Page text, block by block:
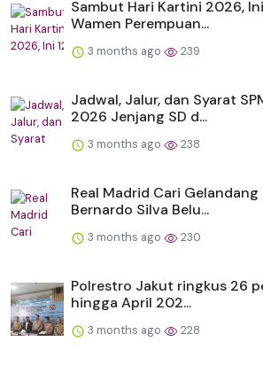
Sambut Hari Kartini 2026,
Wamen Perempuan...
3 months ago 239
Jadwal, Jalur, dan Syarat
2026 Jenjang SD d...
3 months ago 238
Real Madrid Cari Gelandang
Bernardo Silva Belu...
3 months ago 230
Polrestro Jakut ringkus 26
hingga April 202...
3 months ago 228